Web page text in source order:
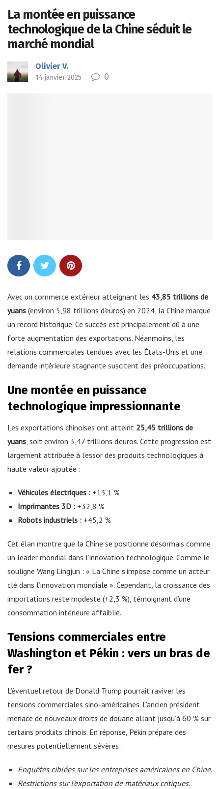
La montée en puissance
technologique de la Chine séduit le
marché mondial
Olivier V.
14 janvier 2025 0
Avec un commerce extérieur atteignant les 43,85 trillions de
yuans (environ 5,98 trillions d’euros) en 2024, la Chine marque
un record historique. Ce succès est principalement dû à une
forte augmentation des exportations. Néanmoins, les
relations commerciales tendues avec les États-Unis et une
demande intérieure stagnante suscitent des préoccupations.
Une montée en puissance
technologique impressionnante
Les exportations chinoises ont atteint 25,45 trillions de
yuans, soit environ 3,47 trillions d’euros. Cette progression est
largement attribuée à l’essor des produits technologiques à
haute valeur ajoutée :
Véhicules électriques :+13,1 %
Imprimantes 3D :+32,8 %
Robots industriels :+45,2 %
Cet élan montre que la Chine se positionne désormais comme
un leader mondial dans l’innovation technologique. Comme le
souligne Wang Lingjun : « La Chine s’impose comme un acteur
clé dans l’innovation mondiale ». Cependant, la croissance des
importations reste modeste (+2,3 %), témoignant d’une
consommation intérieure affaiblie.
Tensions commerciales entre
Washington et Pékin : vers un bras de
fer ?
L’éventuel retour de Donald Trump pourrait raviver les
tensions commerciales sino-américaines. L’ancien président
menace de nouveaux droits de douane allant jusqu’à 60 % sur
certains produits chinois. En réponse, Pékin prépare des
mesures potentiellement sévères :
Enquêtes ciblées sur les entreprises américaines en Chine.
Restrictions sur l’exportation de matériaux critiques.